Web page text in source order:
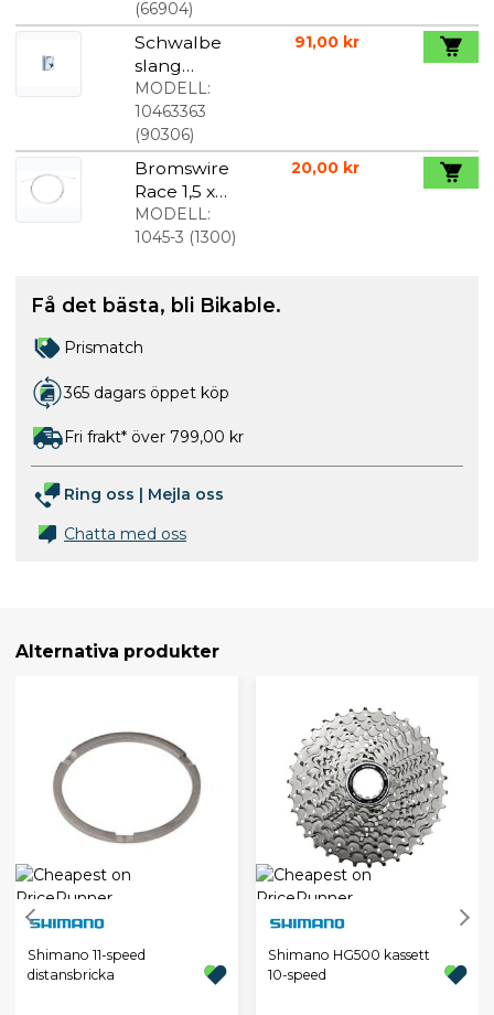
(66904)
Schwalbe
slang
700x28-45c
60 mm lång
racerventil
SV17
MODELL:
10463363
(90306)
91,00 kr
Bromswire
Race 1,5 x
2000 mm
MODELL:
1045-3 (1300)
20,00 kr
Få det bästa, bli Bikable.
Prismatch
365 dagars öppet köp
Fri frakt* över 799,00 kr
Ring oss | Mejla oss
Chatta med oss
Alternativa produkter
Shimano 11-speed
distansbricka
Shimano HG500 kassett
10-speed